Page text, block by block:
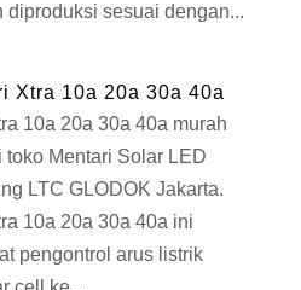
diproduksi sesuai dengan...
Xtra 10a 20a 30a 40a
10a 20a 30a 40a murah
toko Mentari Solar LED
LTC GLODOK Jakarta.
10a 20a 30a 40a ini
pengontrol arus listrik